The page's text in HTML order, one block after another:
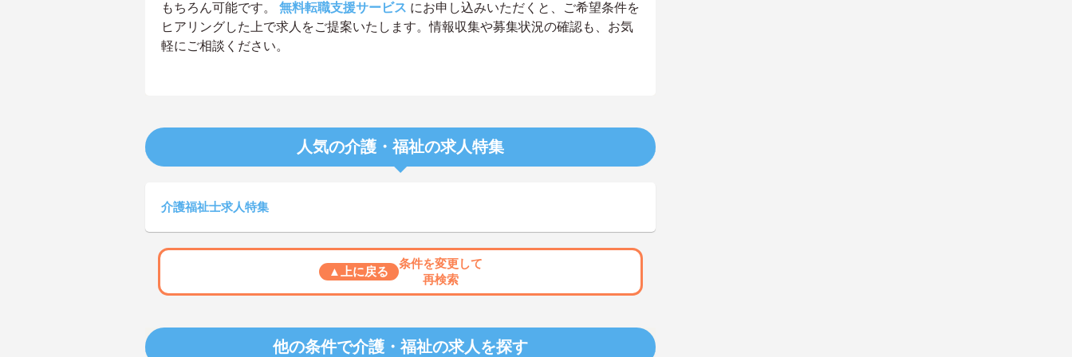
もちろん可能です。 無料転職支援サービス にお申し込みいただくと、ご希望条件を
ヒアリングした上で求人をご提案いたします。情報収集や募集状況の確認も、お気
軽にご相談ください。
人気の介護・福祉の求人特集
介護福祉士求人特集
▲上に戻る
条件を変更して
再検索
他の条件で介護・福祉の求人を探す